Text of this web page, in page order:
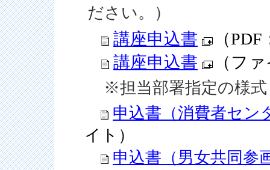
ださい。）
講座申込書
（
講座申込書
（フ
※担当部署指定の様式
申込書（消費者セン
イト）
申込書（男女共同参